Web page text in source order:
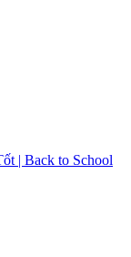
| Back to School